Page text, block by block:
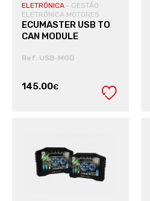
ELETRÓNICA · GESTÃO
ELETRÓNICA MOTORES
ECUMASTER USB TO
CAN MODULE
Ref: USB-MOD
145.00€